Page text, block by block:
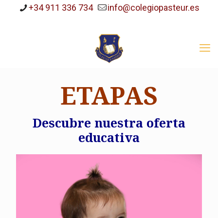
+34 911 336 734 info@colegiopasteur.es
ETAPAS
Descubre nuestra oferta
educativa